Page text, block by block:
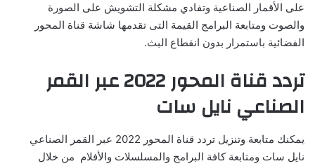
على الأقمار الصناعية وتفادي مشكلة التشويش على الصورة
والصوت ومتابعة البرامج القيمة التى تقدمها شاشة قناة المحور
الفضائية باستمرار بدون انقطاع البث.
تردد قناة المحور 2022 عبر القمر
الصناعي نايل سات
يمكنك متابعة وتنزيل تردد قناة المحور 2022 عبر القمر الصناعي
نايل سات ومتابعة كافة البرامج والمسلسلات والأفلام من خلال